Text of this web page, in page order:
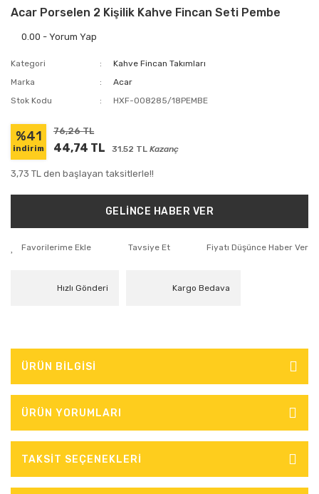
Acar Porselen 2 Kişilik Kahve Fincan Seti Pembe
0.00 - Yorum Yap
Kategori
Kahve Fincan Takımları
Marka
Acar
Stok Kodu
HXF-008285/18PEMBE
%41
indirim
76,26 TL
44,74 TL 31.52 TL Kazanç
3,73 TL den başlayan taksitlerle!!
GELİNCE HABER VER
Tavsiye Et Fiyatı Düşünce Haber Ver
Hızlı Gönderi Kargo Bedava
ÜRÜN BİLGİSİ
ÜRÜN YORUMLARI
TAKSİT SEÇENEKLERİ